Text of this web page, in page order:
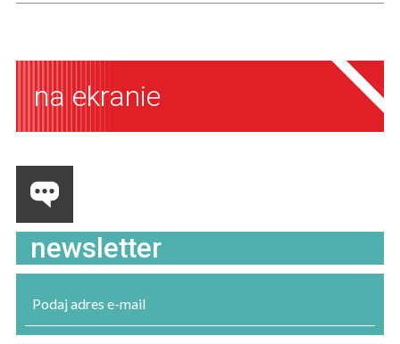
na ekranie
newsletter